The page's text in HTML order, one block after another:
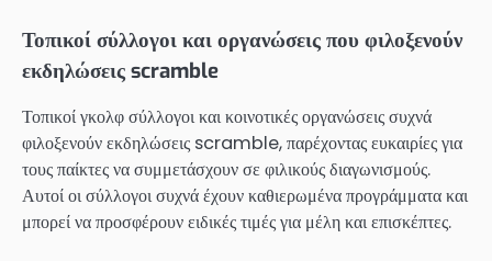
Τοπικοί σύλλογοι και οργανώσεις που φιλοξενούν
εκδηλώσεις scramble
Τοπικοί γκολφ σύλλογοι και κοινοτικές οργανώσεις συχνά
φιλοξενούν εκδηλώσεις scramble, παρέχοντας ευκαιρίες για
τους παίκτες να συμμετάσχουν σε φιλικούς διαγωνισμούς.
Αυτοί οι σύλλογοι συχνά έχουν καθιερωμένα προγράμματα και
μπορεί να προσφέρουν ειδικές τιμές για μέλη και επισκέπτες.